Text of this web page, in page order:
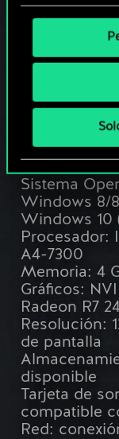
¿Cuáles son
GWENT?
Sistema
Windows 8/
Windows 10
Procesador:
A4-7300
Memoria: 4
Gráficos:
Radeon R7
Resolución:
de pantalla
disponible
Tarjeta de
compatible
Red: